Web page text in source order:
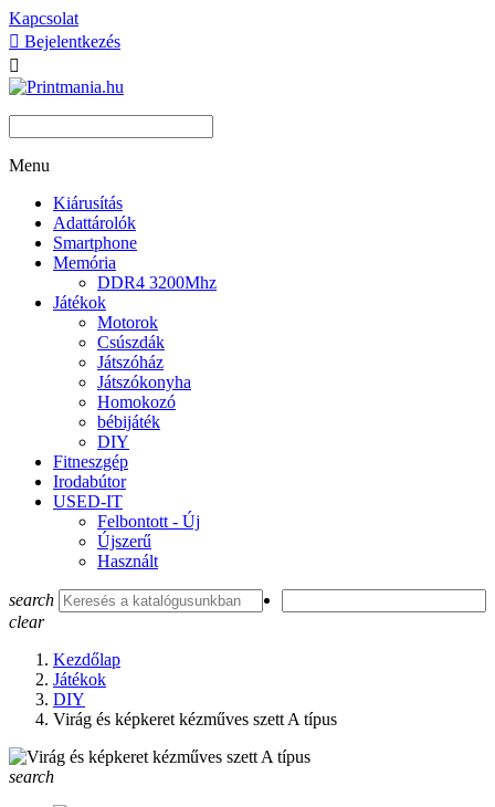
Kapcsolat
 Bejelentkezés

Menu
Kiárusítás
Adattárolók
Smartphone
Memória
DDR4 3200Mhz
Játékok
Motorok
Csúszdák
Játszóház
Játszókonyha
Homokozó
bébijáték
DIY
Fitneszgép
Irodabútor
USED-IT
Felbontott - Új
Újszerű
Használt
search
clear
Kezdőlap
Játékok
DIY
Virág és képkeret kézműves szett A típus
search